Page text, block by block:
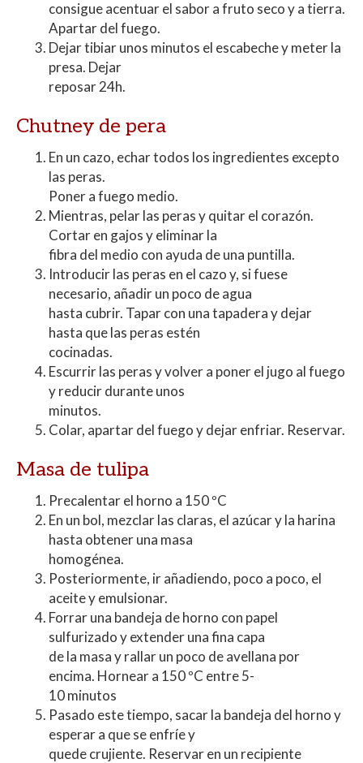
consigue acentuar el sabor a fruto seco y a tierra.
Apartar del fuego.
Dejar tibiar unos minutos el escabeche y meter la
presa. Dejar
reposar 24h.
Chutney de pera
En un cazo, echar todos los ingredientes excepto
las peras.
Poner a fuego medio.
Mientras, pelar las peras y quitar el corazón.
Cortar en gajos y eliminar la
fibra del medio con ayuda de una puntilla.
Introducir las peras en el cazo y, si fuese
necesario, añadir un poco de agua
hasta cubrir. Tapar con una tapadera y dejar
hasta que las peras estén
cocinadas.
Escurrir las peras y volver a poner el jugo al fuego
y reducir durante unos
minutos.
Colar, apartar del fuego y dejar enfriar. Reservar.
Masa de tulipa
Precalentar el horno a 150 ºC
En un bol, mezclar las claras, el azúcar y la harina
hasta obtener una masa
homogénea.
Posteriormente, ir añadiendo, poco a poco, el
aceite y emulsionar.
Forrar una bandeja de horno con papel
sulfurizado y extender una fina capa
de la masa y rallar un poco de avellana por
encima. Hornear a 150 ºC entre 5-
10 minutos
Pasado este tiempo, sacar la bandeja del horno y
esperar a que se enfríe y
quede crujiente. Reservar en un recipiente